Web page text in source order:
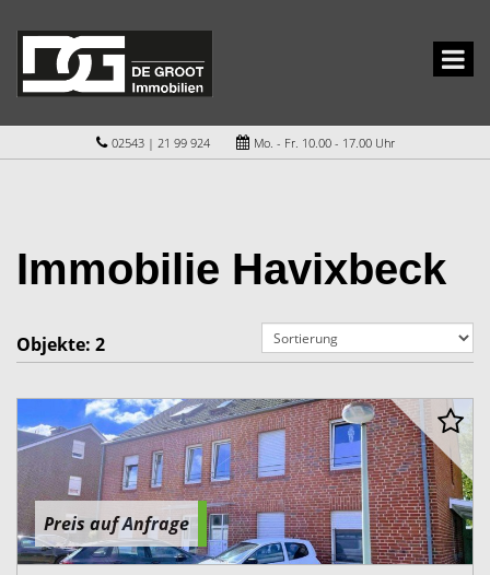
02543 | 21 99 924 Mo. - Fr. 10.00 - 17.00 Uhr
Immobilie Havixbeck
Objekte: 2
Preis auf Anfrage